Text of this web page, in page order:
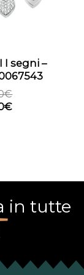
I segni –
€
€
in tutte